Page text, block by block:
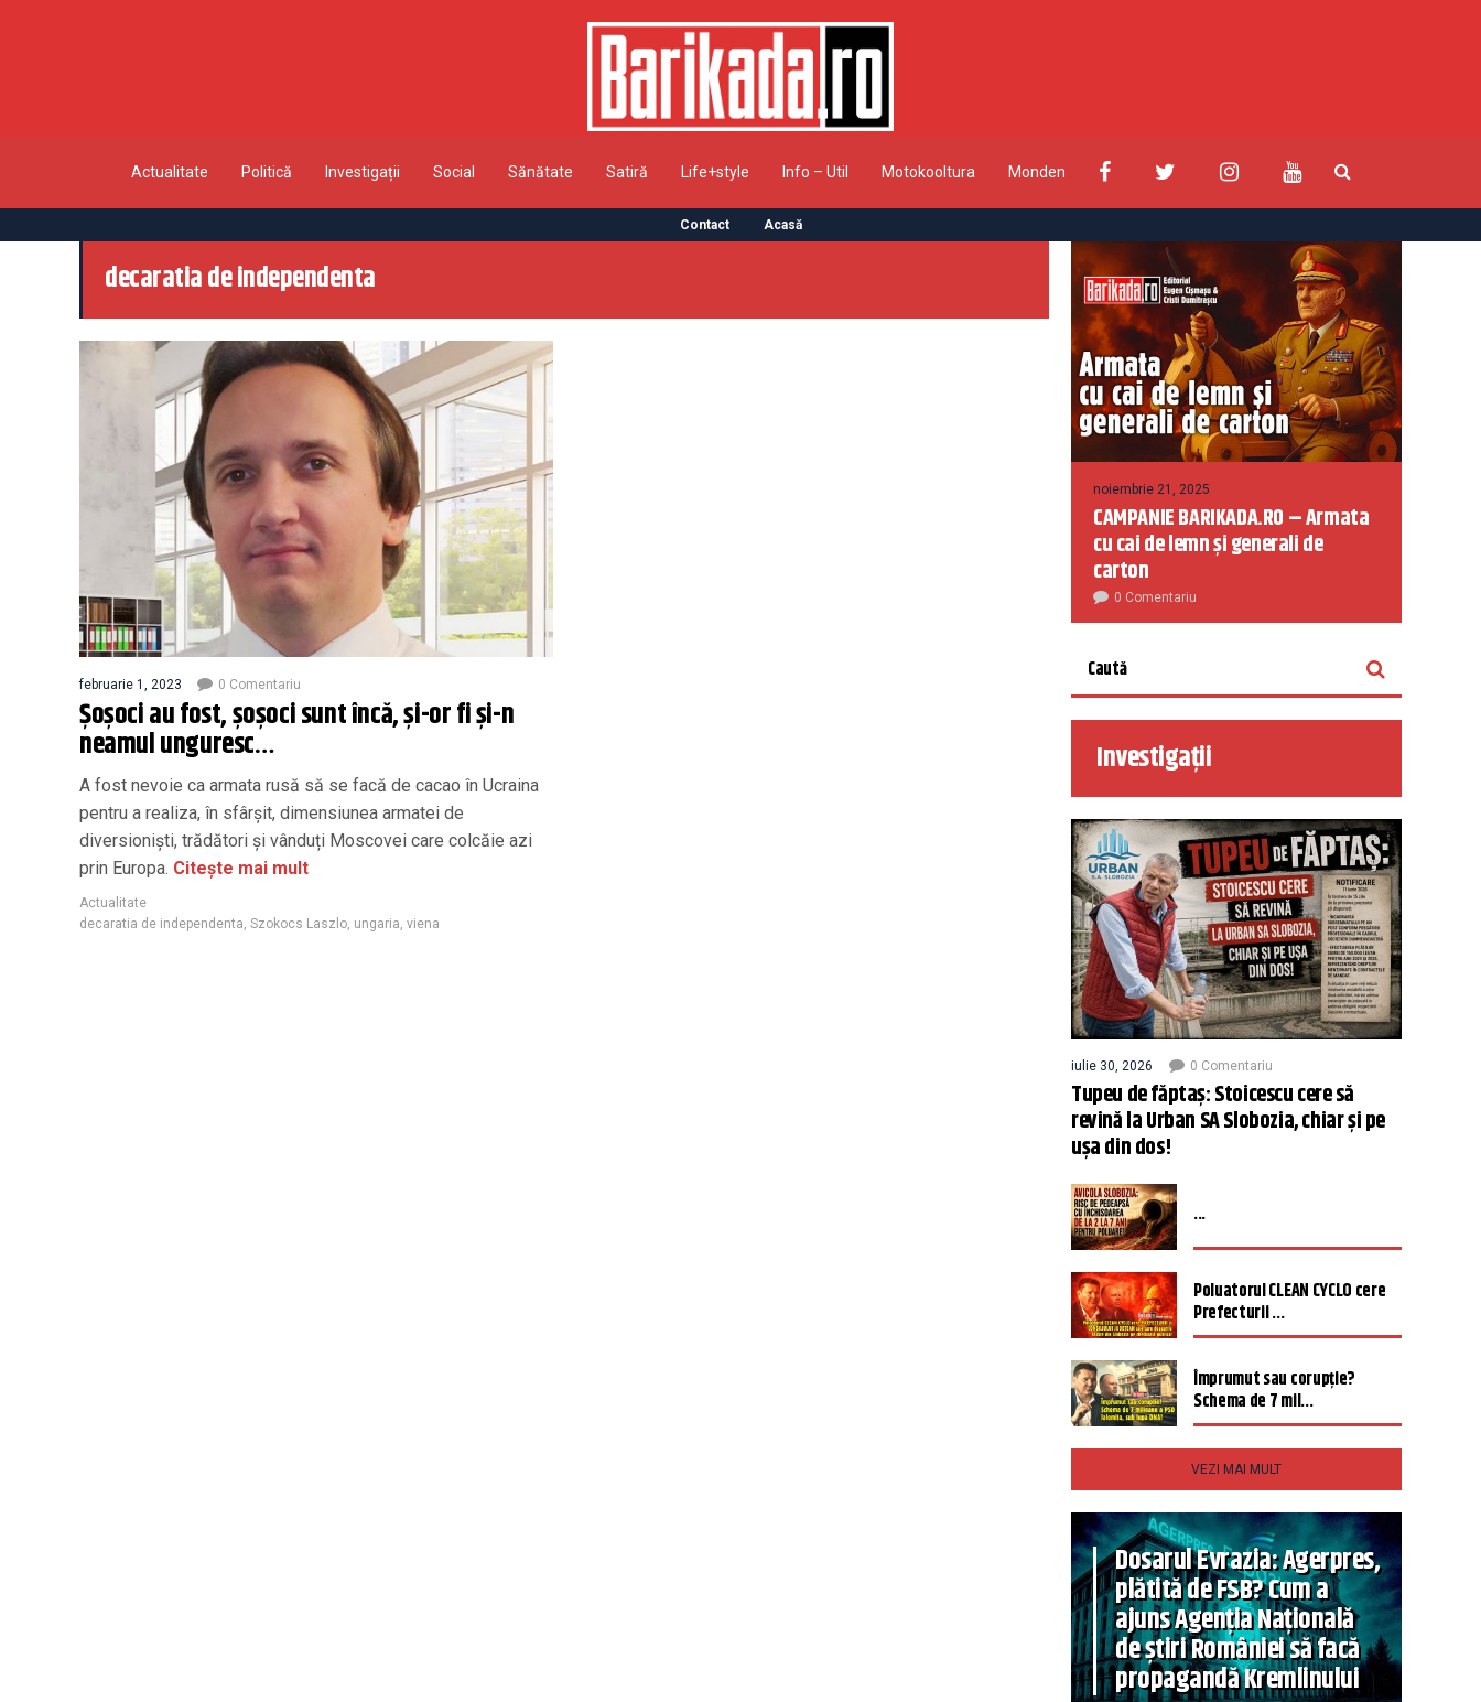
Actualitate Politică Investigații Social Sănătate Satiră Life+style Info – Util Motokooltura Monden
Contact Acasă
decaratia de independenta
februarie 1, 2023 0 Comentariu
Șoșoci au fost, șoșoci sunt încă, și-or fi și-n
neamul unguresc…
A fost nevoie ca armata rusă să se facă de cacao în Ucraina
pentru a realiza, în sfârșit, dimensiunea armatei de
diversioniști, trădători și vânduți Moscovei care colcăie azi
prin Europa. Citește mai mult
Actualitate
decaratia de independenta Szokocs Laszlo ungaria viena
noiembrie 21, 2025
CAMPANIE BARIKADA.RO – Armata
cu cai de lemn și generali de
carton
0 Comentariu
Investigații
iulie 30, 2026 0 Comentariu
Tupeu de făptaș: Stoicescu cere să
revină la Urban SA Slobozia, chiar și pe
ușa din dos!
...
Poluatorul CLEAN CYCLO cere
Prefecturii ...
Împrumut sau corupție?
Schema de 7 mil...
VEZI MAI MULT
Dosarul Evrazia: Agerpres,
plătită de FSB? Cum a
ajuns Agenția Națională
de știri României să facă
propagandă Kremlinului